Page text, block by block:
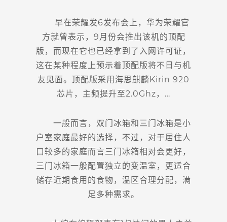
早在荣耀发6发布会上，华为荣耀官
方就曾表示，9月份会推出该机的顶配
版，而现在它也已经拿到了入网许可证，
这在某种程度上预示着顶配版将不日与机
友见面。顶配版采用海思麒麟Kirin 920
芯片，主频提升至2.0Ghz，…
一般而言，双门冰箱和三门冰箱是小
户室家庭最好的选择，不过，对于居住人
口较多的家庭而言三门冰箱相对会更好，
三门冰箱一般配置独立的变温室，更适合
储存近期食用的食物，温区合理分配，满
足多种需求。